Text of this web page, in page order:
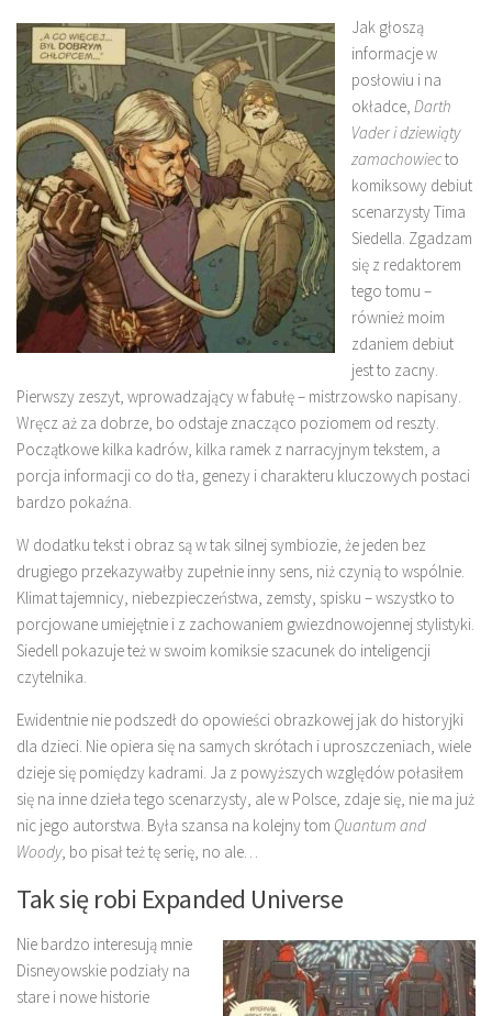
Jak głoszą
informacje w
posłowiu i na
okładce, Darth
Vader i dziewiąty
zamachowiecto
komiksowy debiut
scenarzysty Tima
Siedella. Zgadzam
się z redaktorem
tego tomu –
również moim
zdaniem debiut
jest to zacny.
Pierwszy zeszyt, wprowadzający w fabułę – mistrzowsko napisany.
Wręcz aż za dobrze, bo odstaje znacząco poziomem od reszty.
Początkowe kilka kadrów, kilka ramek z narracyjnym tekstem, a
porcja informacji co do tła, genezy i charakteru kluczowych postaci
bardzo pokaźna.
W dodatku tekst i obraz są w tak silnej symbiozie, że jeden bez
drugiego przekazywałby zupełnie inny sens, niż czynią to wspólnie.
Klimat tajemnicy, niebezpieczeństwa, zemsty, spisku – wszystko to
porcjowane umiejętnie i z zachowaniem gwiezdnowojennej stylistyki.
Siedell pokazuje też w swoim komiksie szacunek do inteligencji
czytelnika.
Ewidentnie nie podszedł do opowieści obrazkowej jak do historyjki
dla dzieci. Nie opiera się na samych skrótach i uproszczeniach, wiele
dzieje się pomiędzy kadrami. Ja z powyższych względów połasiłem
się na inne dzieła tego scenarzysty, ale w Polsce, zdaje się, nie ma już
nic jego autorstwa. Była szansa na kolejny tom Quantum and
Woody, bo pisał też tę serię, no ale…
Tak się robi Expanded Universe
Nie bardzo interesują mnie
Disneyowskie podziały na
stare i nowe historie